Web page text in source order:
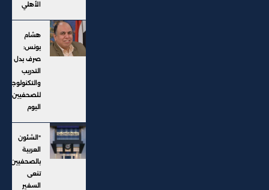
الأهلي
هشام
يونس:
صرف بدل
التدريب
والتكنولوجيا
للصحفيين
اليوم
"الشئون
العربية
بالصحفيين"
تنعى
السفير